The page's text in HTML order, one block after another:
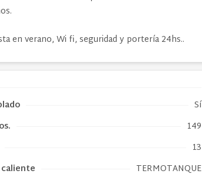
en verano, Wi fi, seguridad y portería 24hs..
Sí
149
13
TERMOTANQUE